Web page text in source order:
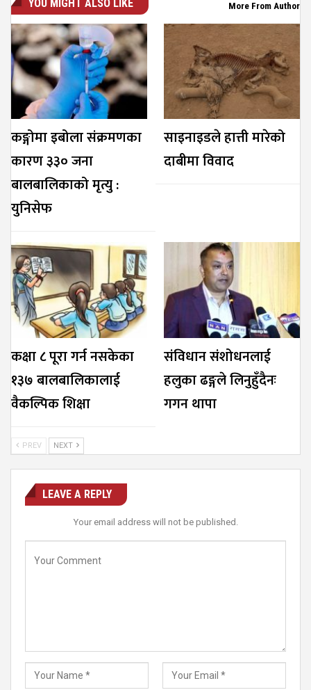
YOU MIGHT ALSO LIKE More From Author
कङ्गोमा इबोला संक्रमणका
कारण ३३० जना
बालबालिकाको मृत्यु :
युनिसेफ
साइनाइडले हात्ती मारेको
दाबीमा विवाद
कक्षा ८ पूरा गर्न नसकेका
१३७ बालबालिकालाई
वैकल्पिक शिक्षा
संविधान संशोधनलाई
हलुका ढङ्गले लिनुहुँदैनः
गगन थापा
PREV NEXT
LEAVE A REPLY
Your email address will not be published.